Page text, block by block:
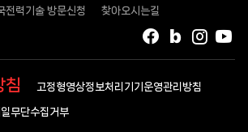
전력기술 방문신청 찾아오시는길
인스
블로그
페이스북
침 고정형영상정보처리기기운영관리방침
무단수집거부